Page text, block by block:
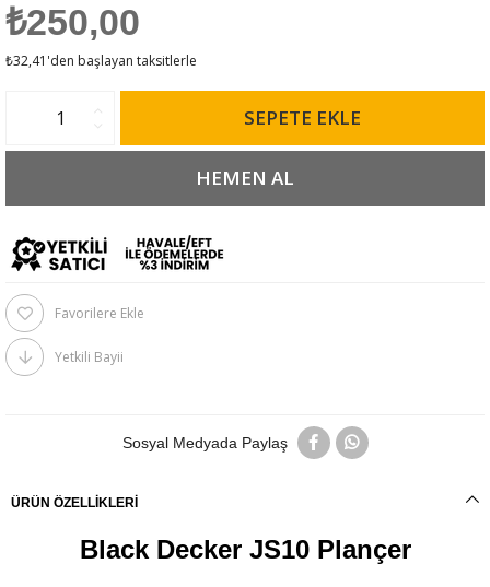
₺250,00
₺32,41 'den başlayan taksitlerle
Favorilere Ekle
Yetkili Bayii
Sosyal Medyada Paylaş
ÜRÜN ÖZELLIKLERI
Black Decker JS10 Plançer